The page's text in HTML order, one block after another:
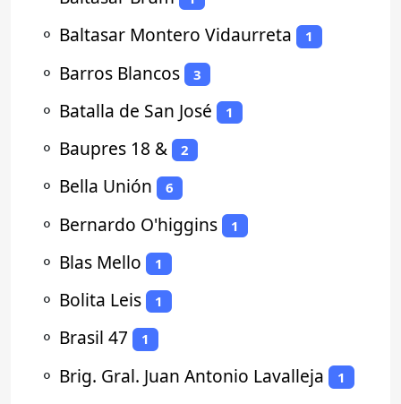
⚬ Baltasar Montero Vidaurreta 1
⚬ Barros Blancos 3
⚬ Batalla de San José 1
⚬ Baupres 18 & 2
⚬ Bella Unión 6
⚬ Bernardo O'higgins 1
⚬ Blas Mello 1
⚬ Bolita Leis 1
⚬ Brasil 47 1
⚬ Brig. Gral. Juan Antonio Lavalleja 1